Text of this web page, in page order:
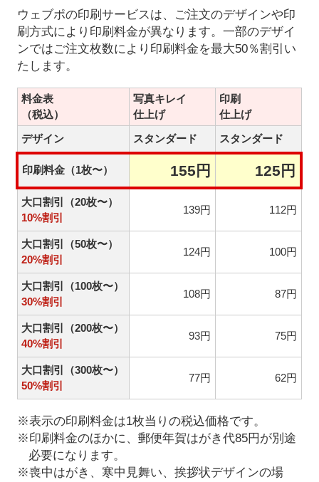
ウェブポの印刷サービスは、ご注文のデザインや印
刷方式により印刷料金が異なります。一部のデザイ
ンではご注文枚数により印刷料金を最大50％割引い
たします。
料金表
（税込）
写真キレイ
仕上げ
印刷
仕上げ
デザイン
スタンダード スタンダード
印刷料金（1枚〜） 155円 125円
大口割引（20枚〜）
10%割引
139円 112円
大口割引（50枚〜）
20%割引
124円 100円
大口割引（100枚〜）
30%割引
108円 87円
大口割引（200枚〜）
40%割引
93円 75円
大口割引（300枚〜）
50%割引
77円 62円
※表示の印刷料金は1枚当りの税込価格です。
※印刷料金のほかに、郵便年賀はがき代85円が別途
必要になります。
※喪中はがき、寒中見舞い、挨拶状デザインの場